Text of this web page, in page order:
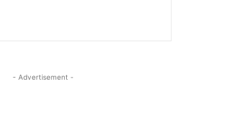
- Advertisement -